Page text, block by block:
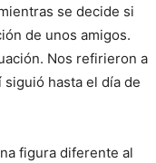
se decide si
de unos amigos.
Nos refirieron a
siguió hasta el día de
figura diferente al